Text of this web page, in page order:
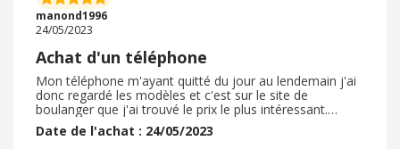
affaire au SAV. Je pense que les produits vendus sont
donc de bonne qualité.
manond1996
24/05/2023
Achat d'un téléphone
Mon téléphone m'ayant quitté du jour au lendemain j'ai
donc regardé les modèles et c'est sur le site de
boulanger que j'ai trouvé le prix le plus intéressant.
D'autant plus que pour l'achat en ligne du smartphone ils
offraient la protection sur mesure de votre écran. J'ai
Date de l'achat : 24/05/2023